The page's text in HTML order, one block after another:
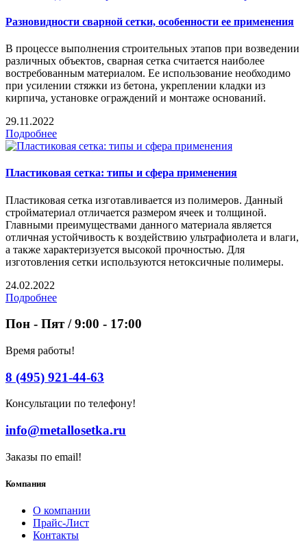
Разновидности сварной сетки, особенности ее применения
В процессе выполнения строительных этапов при возведении
различных объектов, сварная сетка считается наиболее
востребованным материалом. Ее использование необходимо
при усилении стяжки из бетона, укреплении кладки из
кирпича, установке ограждений и монтаже оснований.
29.11.2022
Подробнее
Пластиковая сетка: типы и сфера применения
Пластиковая сетка изготавливается из полимеров. Данный
стройматериал отличается размером ячеек и толщиной.
Главными преимуществами данного материала является
отличная устойчивость к воздействию ультрафиолета и влаги,
а также характеризуется высокой прочностью. Для
изготовления сетки используются нетоксичные полимеры.
24.02.2022
Подробнее
Пон - Пят / 9:00 - 17:00
Время работы!
8 (495) 921-44-63
Консультации по телефону!
info@metallosetka.ru
Заказы по email!
Компания
О компании
Прайс-Лист
Контакты